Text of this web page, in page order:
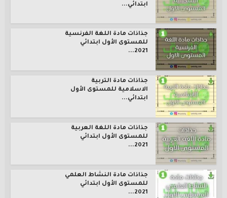
ابتدائي...
جذاذات مادة اللغة الفرنسية
للمستوى الأول ابتدائي
2021...
جذاذات مادة التربية
الاسلامية للمستوى الأول
ابتدائي...
جذاذات مادة اللغة العربية
للمستوى الأول ابتدائي
2021...
جذاذات مادة النشاط العلمي
للمستوى الأول ابتدائي
2021...